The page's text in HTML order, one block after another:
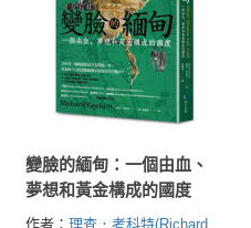
變臉的緬甸：一個由血、
夢想和黃金構成的國度
作者： 理查．考科特(Richard